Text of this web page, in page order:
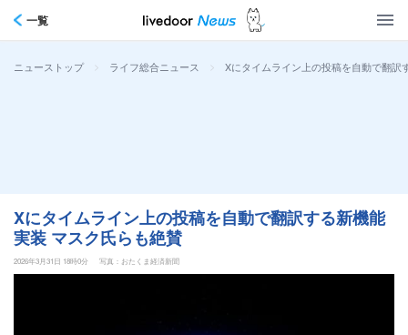
一覧
ニューストップ > ライフ総合ニュース > Xにタイムライン上の投稿を自動で翻訳
Xにタイムライン上の投稿を自動で翻訳する新機能
実装 マスク氏らも絶賛
2026年3月31日 18時0分 写真：おたくま経済新聞